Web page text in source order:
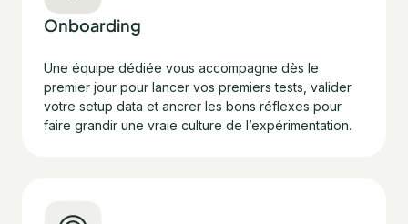
Onboarding
Une équipe dédiée vous accompagne dès le
premier jour pour lancer vos premiers tests, valider
votre setup data et ancrer les bons réflexes pour
faire grandir une vraie culture de l’expérimentation.